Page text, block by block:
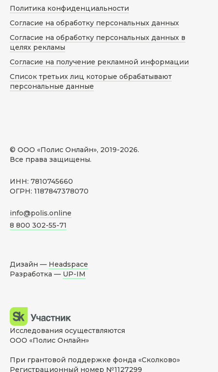
© ООО «Полис Онлайн», 2019-2026.
Все права защищены.
ИНН: 7810745660
ОГРН: 1187847378070
info@polis.online
8 800 302-55-71
Политика конфиденциальности
Согласие на обработку персональных данных
Согласие на обработку персональных данных в
целях рекламы
Согласие на получение рекламной информации
Список третьих лиц которые обрабатывают
персональные данные
Дизайн — Headspace
Разработка — UP-IM
Исследования осуществляются
ООО «Полис Онлайн»
При грантовой поддержке фонда «Сколково»
Регистрационный номер №1127299